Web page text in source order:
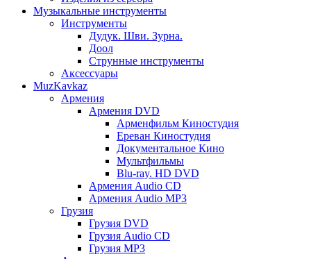
Музыкальные инструменты
Инструменты
Дудук. Шви. Зурна.
Доол
Струнные инструменты
Аксессуары
MuzKavkaz
Армения
Армения DVD
Арменфильм Киностудия
Ереван Киностудия
Документальное Кино
Мультфильмы
Blu-ray. HD DVD
Армения Audio CD
Армения Audio MP3
Грузия
Грузия DVD
Грузия Audio CD
Грузия MP3